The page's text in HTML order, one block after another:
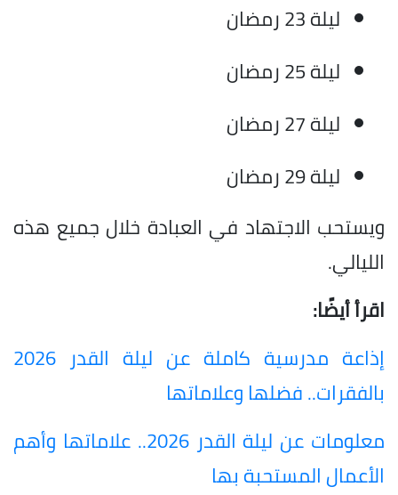
ليلة 23 رمضان
ليلة 25 رمضان
ليلة 27 رمضان
ليلة 29 رمضان
ويستحب الاجتهاد في العبادة خلال جميع هذه
الليالي.
اقرأ أيضًا:
إذاعة مدرسية كاملة عن ليلة القدر 2026
بالفقرات.. فضلها وعلاماتها
معلومات عن ليلة القدر 2026.. علاماتها وأهم
الأعمال المستحبة بها